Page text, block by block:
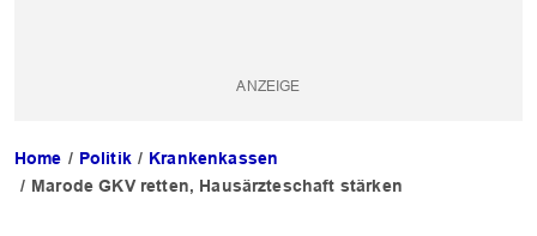
Home Politik
Krankenkassen
Marode GKV retten, Hausärzteschaft stärken